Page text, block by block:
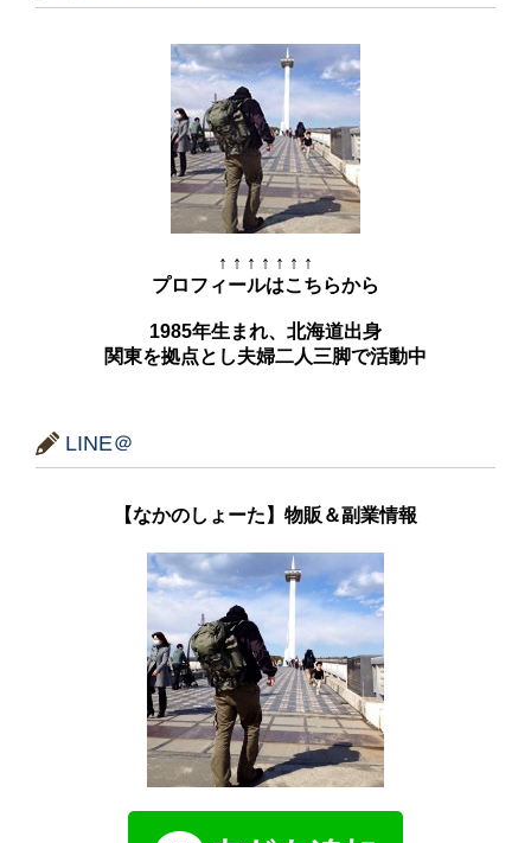
↑ ↑ ↑ ↑ ↑ ↑ ↑
プロフィールはこちらから
1985年生まれ、北海道出身
関東を拠点とし夫婦二人三脚で活動中
LINE＠
【なかのしょーた】物販＆副業情報